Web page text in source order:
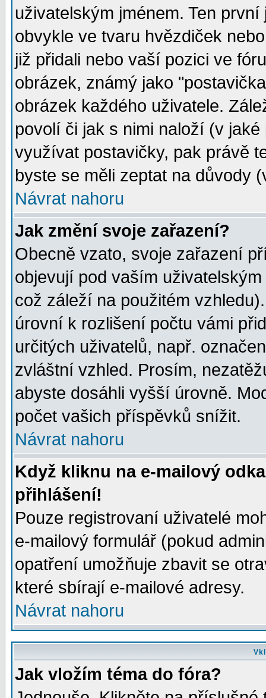
uživatelským jménem. Ten
obvykle ve tvaru hvězdiček
již přidali nebo vaší pozici ve
obrázek, známý jako
obrázek každého uživatele.
povolí či jak s nimi naloží (v
využívat postavičky, pak právě
byste se měli zeptat na důvody
Návrat nahoru
Jak změní svoje zařazení?
Obecně vzato, svoje zařazení
objevují pod vaším
což záleží na použitém
úrovní k rozlišení počtu vámi
určitých uživatelů, např.
zvláštní vzhled. Prosím,
abyste dosáhli vyšší úrovně.
počet vašich příspěvků snížit.
Návrat nahoru
Když kliknu na e-mailový
přihlášení!
Pouze registrovaní uživatelé
e-mailový formulář (pokud
opatření umožňuje zbavit se
které sbírají e-mailové adresy.
Návrat nahoru
Jak vložím téma do fóra?